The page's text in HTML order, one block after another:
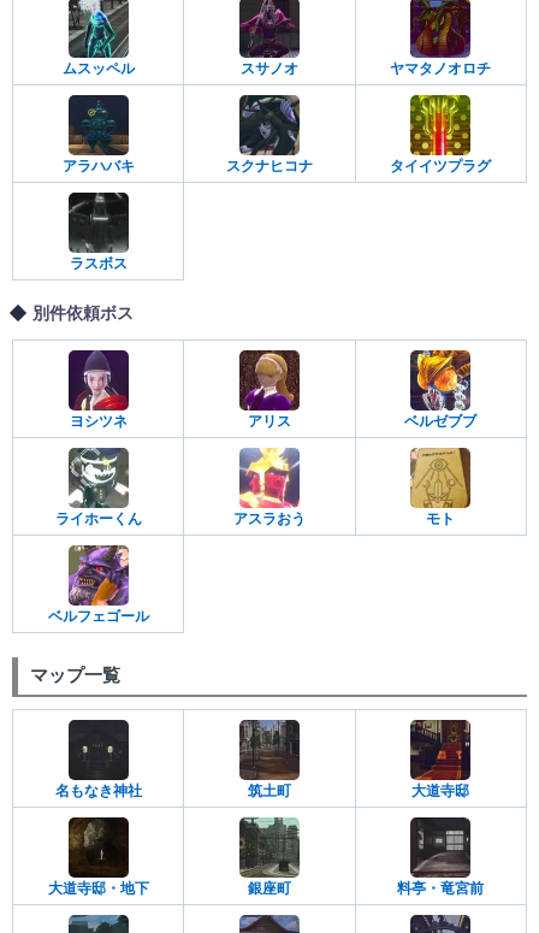
ムスッペル スサノオ ヤマタノオロチ
アラハバキ スクナヒコナ タイイツプラグ
ラスボス
別件依頼ボス
ヨシツネ アリス ベルゼブブ
ライホーくん アスラおう モト
ベルフェゴール
マップ一覧
名もなき神社 筑土町 大道寺邸
大道寺邸・地下 銀座町 料亭・竜宮前